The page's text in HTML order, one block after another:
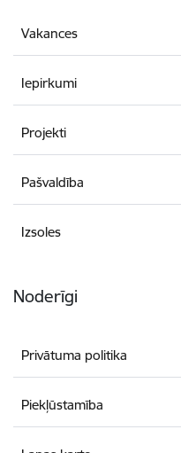
Vakances
Iepirkumi
Projekti
Pašvaldība
Izsoles
Noderīgi
Privātuma politika
Piekļūstamība